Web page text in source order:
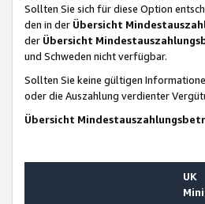
Sollten Sie sich für diese Option
den in der Übersicht
der Übersicht
und Schweden nicht verfügbar.
Sollten Sie keine gültigen
oder die Auszahlung verdienter
Übersicht
UK